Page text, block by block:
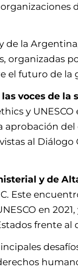
la
organizadas
el futuro de
voces de la
y
aprobación
al
y de
Este
en
frente al